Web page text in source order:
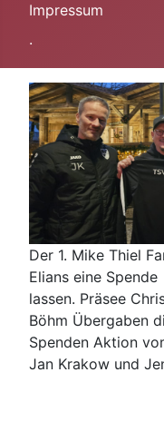
Impressum
.
Der 1. Mike Thiel
Elians eine
lassen. Präsee
Böhm Übergaben
Spenden Aktion
Jan Krakow und